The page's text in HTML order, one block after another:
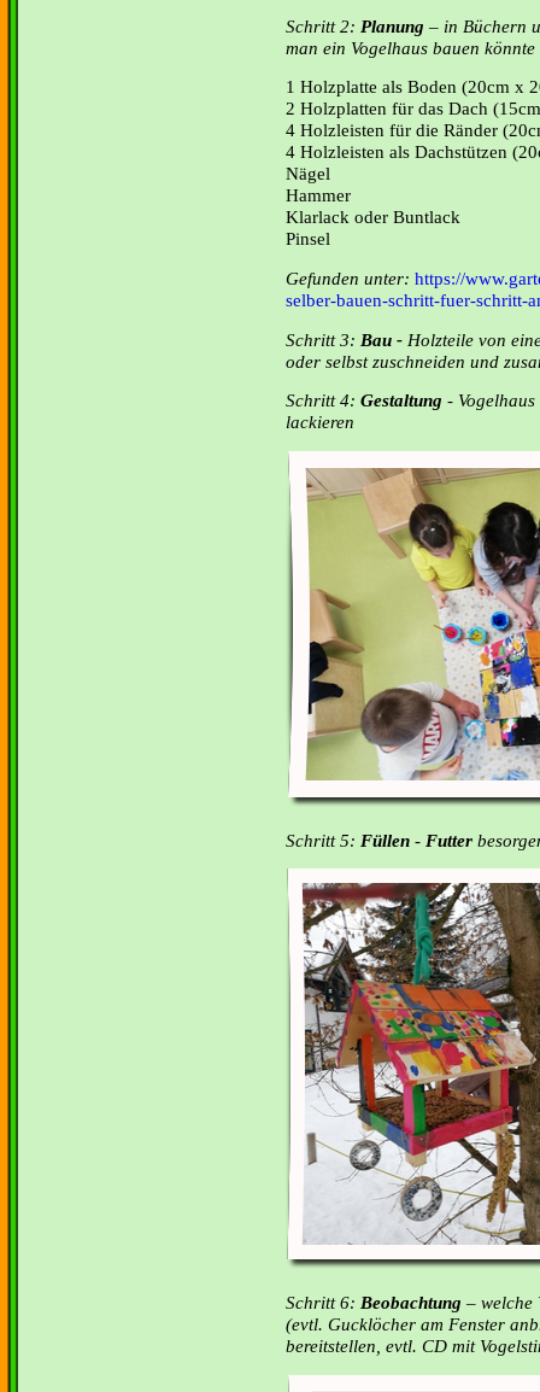
Schritt 2: Planung – in Büchern
man ein Vogelhaus bauen könnte
1 Holzplatte als Boden (20cm x
2 Holzplatten für das Dach
4 Holzleisten für die Ränder
4 Holzleisten als Dachstützen
Nägel
Hammer
Klarlack oder Buntlack
Pinsel
Gefunden unter: https://
selber-bauen-schritt-fuer-schritt-
Schritt 3: Bau - Holzteile von
oder selbst zuschneiden und
Schritt 4: Gestaltung -
lackieren
Schritt 5: Füllen - Futter
Schritt 6: Beobachtung – welche
(evtl. Gucklöcher am Fenster
bereitstellen, evtl. CD mit